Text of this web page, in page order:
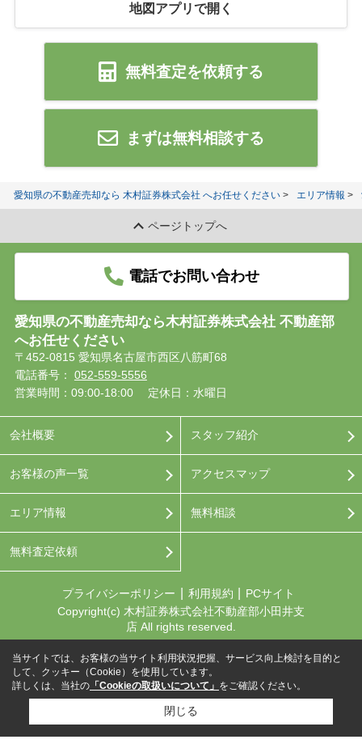
地図アプリで開く
無料査定を依頼する
まずは無料相談する
愛知県の不動産売却なら 木村証券株式会社 へお任せください エリア情報
ページトップへ
電話でお問い合わせ
愛知県の不動産売却なら木村証券株式会社 不動産部
へお任せください
〒452-0815 愛知県名古屋市西区八筋町68
電話番号： 052-559-5556
営業時間：09:00-18:00
定休日：水曜日
会社概要
お客様の声一覧
エリア情報
無料査定依頼
スタッフ紹介
アクセスマップ
無料相談
プライバシーポリシー 利用規約
PCサイト
Copyright(c) 木村証券株式会社不動産部小田井支
店 All rights reserved.
当サイトでは、お客様の当サイト利用状況把握、サービス向上検討を目的と
して、クッキー（Cookie）を使用しています。
詳しくは、当社の 「Cookieの取扱いについて」 をご確認ください。
閉じる